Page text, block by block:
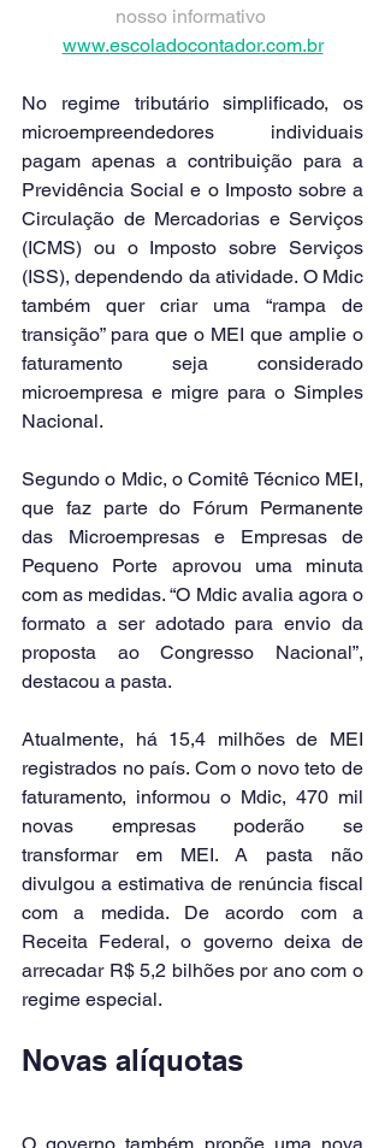
nosso informativo
www.escoladocontador.com.br
No regime tributário simplificado, os
microempreendedores individuais
pagam apenas a contribuição para a
Previdência Social e o Imposto sobre a
Circulação de Mercadorias e Serviços
(ICMS) ou o Imposto sobre Serviços
(ISS), dependendo da atividade. O Mdic
também quer criar uma “rampa de
transição” para que o MEI que amplie o
faturamento seja considerado
microempresa e migre para o Simples
Nacional.
Segundo o Mdic, o Comitê Técnico MEI,
que faz parte do Fórum Permanente
das Microempresas e Empresas de
Pequeno Porte aprovou uma minuta
com as medidas. “O Mdic avalia agora o
formato a ser adotado para envio da
proposta ao Congresso Nacional”,
destacou a pasta.
Atualmente, há 15,4 milhões de MEI
registrados no país. Com o novo teto de
faturamento, informou o Mdic, 470 mil
novas empresas poderão se
transformar em MEI. A pasta não
divulgou a estimativa de renúncia fiscal
com a medida. De acordo com a
Receita Federal, o governo deixa de
arrecadar R$ 5,2 bilhões por ano com o
regime especial.
Novas alíquotas
O governo também propõe uma nova